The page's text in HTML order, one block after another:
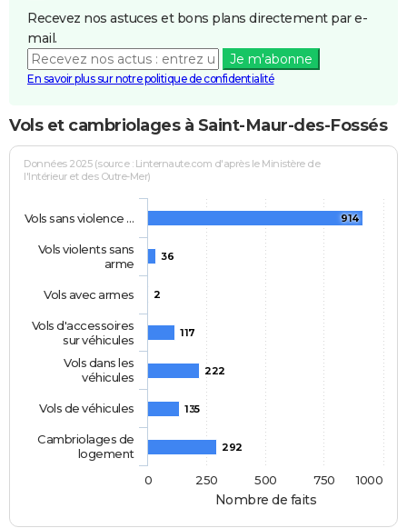
Recevez nos astuces et bons plans directement par e-
mail.
Je m'abonne
En savoir plus sur notre politique de confidentialité
Vols et cambriolages à Saint-Maur-des-Fossés
Nombre de faits
Données 2025 (source : Linternaute.com d'après le Ministère de
l'Intérieur et des Outre-Mer)
914
36
2
117
222
135
292
Vols sans violence …
Vols violents sans
arme
Vols avec armes
Vols d'accessoires
sur véhicules
Vols dans les
véhicules
Vols de véhicules
Cambriolages de
logement
0
1000
250 500 750